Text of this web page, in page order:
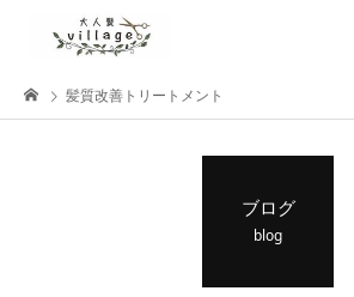
髪質改善トリートメント
ブログ
blog